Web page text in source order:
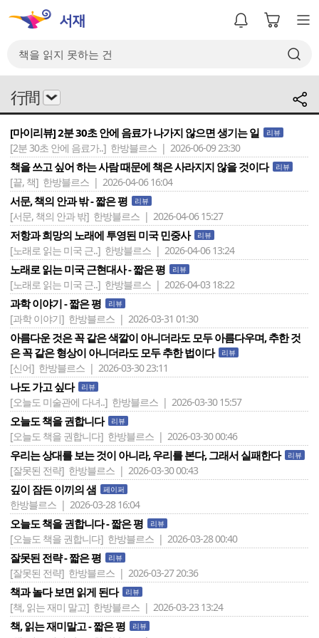
行間
[마이리뷰] 2분 30초 안에 음료가 나가지 않으면 생기는 일 리뷰
[2분 30초 안에 음료가..] 한방블르스 | 2026-06-09 23:30
책을 쓰고 싶어 하는 사람 때문에 책은 사라지지 않을 것이다 리뷰
[끝, 책] 한방블르스 | 2026-04-06 16:04
서문, 책의 안과 밖 - 짧은 평 리뷰
[서문, 책의 안과 밖] 한방블르스 | 2026-04-06 15:27
저항과 희망의 노래에 투영된 미국 민중사 리뷰
[노래로 읽는 미국 근..] 한방블르스 | 2026-04-06 13:24
노래로 읽는 미국 근현대사 - 짧은 평 리뷰
[노래로 읽는 미국 근..] 한방블르스 | 2026-04-03 18:22
과학 이야기 - 짧은 평 리뷰
[과학 이야기] 한방블르스 | 2026-03-31 01:30
아름다운 것은 꼭 같은 색깔이 아니더라도 모두 아름다우며, 추한 것
은 꼭 같은 형상이 아니더라도 모두 추한 법이다
리뷰
[신어] 한방블르스 | 2026-03-30 23:11
나도 가고 싶다 리뷰
[오늘도 미술관에 다녀..] 한방블르스 | 2026-03-30 15:57
오늘도 책을 권합니다 리뷰
[오늘도 책을 권합니다] 한방블르스 | 2026-03-30 00:46
우리는 상대를 보는 것이 아니라, 우리를 본다, 그래서 실패한다 리뷰
[잘못된 전략] 한방블르스 | 2026-03-30 00:43
깊이 잠든 이끼의 샘 페이퍼
한방블르스 | 2026-03-28 16:04
오늘도 책을 권합니다 - 짧은 평 리뷰
[오늘도 책을 권합니다] 한방블르스 | 2026-03-28 00:40
잘못된 전략 - 짧은 평 리뷰
[잘못된 전략] 한방블르스 | 2026-03-27 20:36
책과 놀다 보면 읽게 된다 리뷰
[책, 읽는 재미 말고] 한방블르스 | 2026-03-23 13:24
책, 읽는 재미말고 - 짧은 평 리뷰